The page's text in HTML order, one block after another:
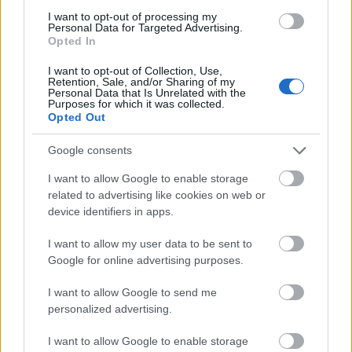
I want to opt-out of processing my
Personal Data for Targeted Advertising.
Opted In
I want to opt-out of Collection, Use,
Retention, Sale, and/or Sharing of my
Personal Data that Is Unrelated with the
Purposes for which it was collected.
Opted Out
Google consents
I want to allow Google to enable storage
related to advertising like cookies on web or
device identifiers in apps.
I want to allow my user data to be sent to
Google for online advertising purposes.
I want to allow Google to send me
personalized advertising.
I want to allow Google to enable storage
(Léonie), apa (Philippon), fiú (Angelin) és a fiú
felesége (Coline) él. A szerzői utasítás szerint
leginkább az szolgálná a darab szellemiségét, ha
a szerepeket.
Angelin nagy udvariaskodások közepette bevezeti
ifjú feleségét a családba. A fiatalok táncra
perdülnek, a szülők pedig a leendő unokáikról, és a
múló időről beszélnek. Végül felbátorodnak és
szöveg verses jellegű, dallamos próza. Fennköltebb
formába ágyazott hétköznapi tartalom.
A közös családi tévénézés közben rövid időre kimegy
az áram. Léonie aggódik, hogy kikapcsolhatják a
villanyt. Philippon egyenesen az ellenség, a gonosz
terroristák nyakába varrja a dolgot, és háborút
emleget, hősiességről, a haza védelméről beszél.
Meggyőzi a fiát, hogy vonuljon be. Az anya
értelmetlennek tartja az öldöklést, de nem sikerül
egymást meggyőzniük. Angelin elszánja magát,